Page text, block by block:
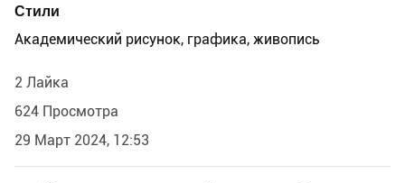
иллюстратора и консультанта-ботаника.
Стили
Академический рисунок, графика, живопись
2 Лайка
624 Просмотра
29 Март 2024, 12:53